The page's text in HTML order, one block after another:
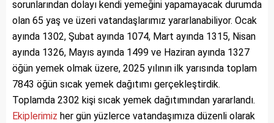
sorunlarından dolayı kendi yemeğini yapamayacak durumda
olan 65 yaş ve üzeri vatandaşlarımız yararlanabiliyor. Ocak
ayında 1302, Şubat ayında 1074, Mart ayında 1315, Nisan
ayında 1326, Mayıs ayında 1499 ve Haziran ayında 1327
öğün yemek olmak üzere, 2025 yılının ilk yarısında toplam
7843 öğün sıcak yemek dağıtımı gerçekleştirdik.
Toplamda 2302 kişi sıcak yemek dağıtımından yararlandı.
Ekiplerimiz her gün yüzlerce vatandaşımıza düzenli olarak